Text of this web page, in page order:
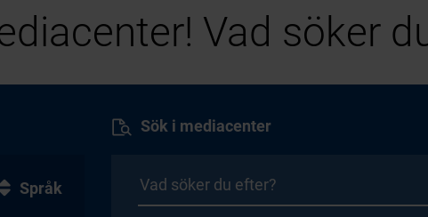
Vad söker
Sök i mediacenter
Språk